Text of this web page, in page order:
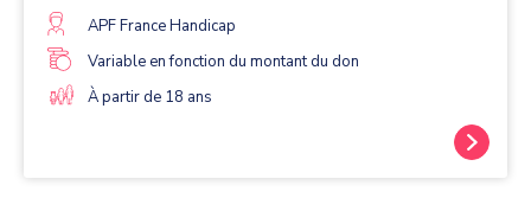
APF France Handicap
Variable en fonction du montant du don
À partir de 18 ans